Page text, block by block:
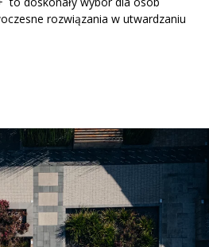
rozwiązania w utwardzaniu